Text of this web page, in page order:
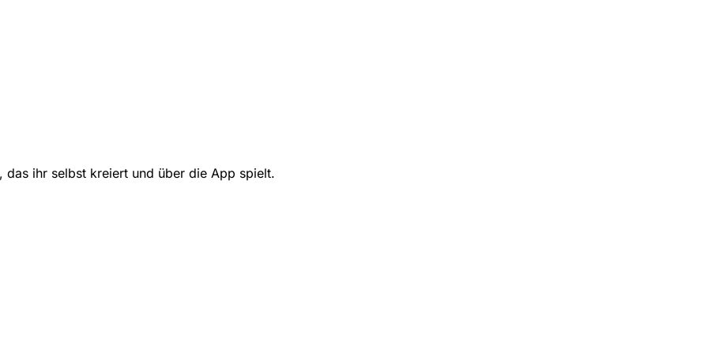
das ihr selbst kreiert und über die App spielt.